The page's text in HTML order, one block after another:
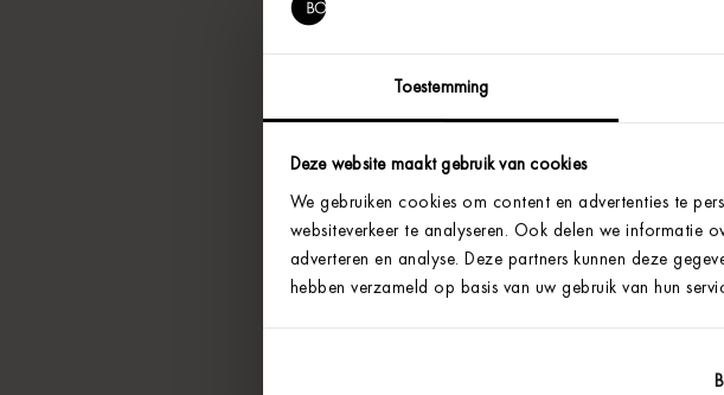
Toestemming
Deze website maakt gebruik van cookies
We gebruiken cookies om content en advertenties te
websiteverkeer te analyseren. Ook delen we informatie
adverteren en analyse. Deze partners kunnen deze
hebben verzameld op basis van uw gebruik van hun